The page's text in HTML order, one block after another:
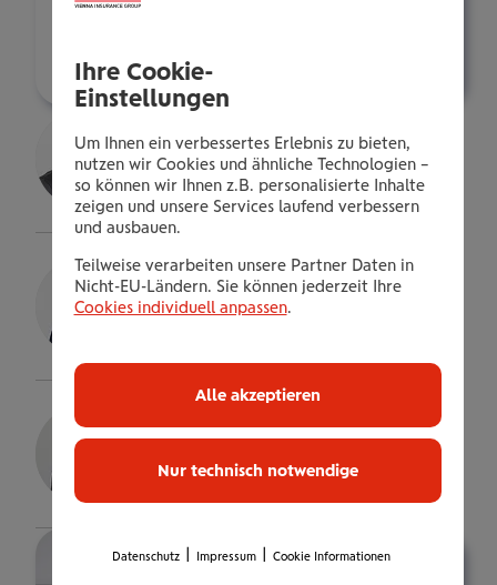
Dieter Dötzl
Direktor im AD.
Details
Gernot Hasenkopf
Bezirksdirektor
Heinz Schneeweis
Details
Ihre Cookie-
Einstellungen
Um Ihnen ein verbessertes Erlebnis zu bieten,
nutzen wir Cookies und ähnliche Technologien –
so können wir Ihnen z.B. personalisierte Inhalte
zeigen und unsere Services laufend verbessern
und ausbauen.
Teilweise verarbeiten unsere Partner Daten in
Nicht-EU-Ländern. Sie können jederzeit Ihre
Cookies individuell anpassen.
Nur technisch notwendige
Alle akzeptieren
Datenschutz Impressum Cookie Informationen